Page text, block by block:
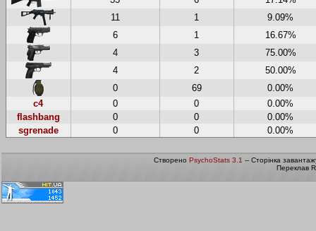
11
1
9.09%
6
1
16.67%
4
3
75.00%
4
2
50.00%
0
69
0.00%
c4
0 0
0.00%
flashbang
0 0
0.00%
sgrenade
0 0 0.00%
Створено PsychoStats 3.1 -- Сторінка
Переклав